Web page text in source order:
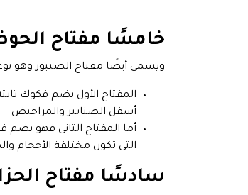
خامسًا مفتاح
ويسمى أيضًا مفتاح الصنبور وهو
المفتاح الأول يضم فكوك
أسفل الصنابير والمراحيض
أما المفتاح الثاني فهو
التي تكون مختلفة الأحجام
سادسًا مفتاح